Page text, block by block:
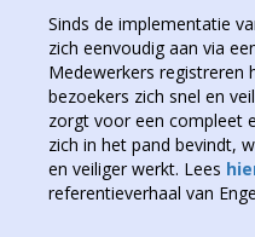
Sinds de implementatie
zich eenvoudig aan via
Medewerkers registreren
bezoekers zich snel en
zorgt voor een compleet
zich in het pand bevindt,
en veiliger werkt. Lees
referentieverhaal van